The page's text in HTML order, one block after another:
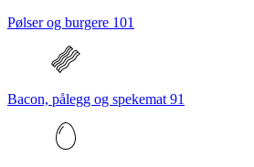
Pølser og burgere 101
Bacon, pålegg og spekemat 91